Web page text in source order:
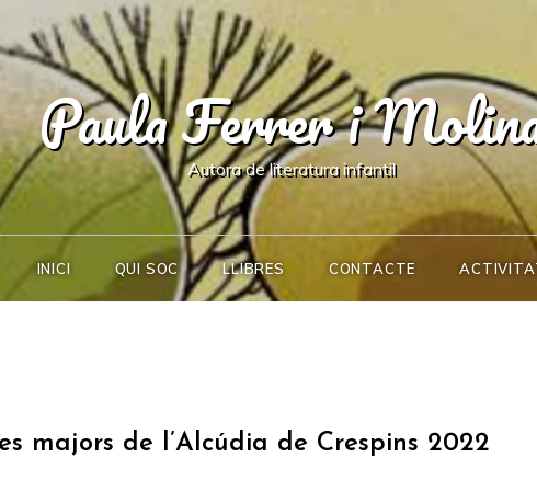
Paula Ferrer i
Autora de literatura infantil
INICI QUI SOC LLIBRES CONTACTE
majors de l’Alcúdia de Crespins 2022